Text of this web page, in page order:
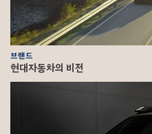
브랜드
현대자동차의 비전